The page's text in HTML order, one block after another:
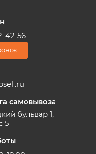
42-56
самовывоза
бульвар 1,
5